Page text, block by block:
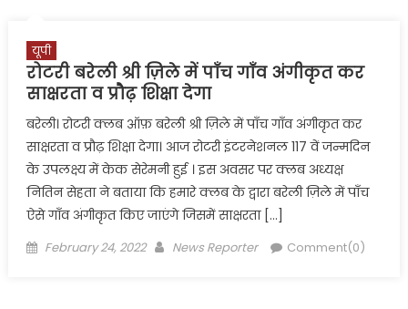
यूपी
रोटरी बरेली श्री ज़िले में पाँच गाँव अंगीकृत कर
साक्षरता व प्रौढ़ शिक्षा देगा
बरेली। रोटरी क्लब ऑफ़ बरेली श्री ज़िले में पाँच गाँव अंगीकृत कर
साक्षरता व प्रौढ़ शिक्षा देगा। आज रोटरी इंटरनेशनल 117 वें जन्मदिन
के उपलक्ष्य में केक सेरेमनी हुई । इस अवसर पर क्लब अध्यक्ष
नितिन सेहता ने बताया कि हमारे क्लब के द्वारा बरेली ज़िले में पाँच
ऐसे गाँव अंगीकृत किए जाएंगे जिसमें साक्षरता […]
Posted
February 24, 2022 Author
News Reporter Comment(0)